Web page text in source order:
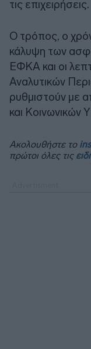
τις επιχειρήσεις.
Ο τρόπος, ο
κάλυψη των
ΕΦΚΑ και οι
Αναλυτικών
ρυθμιστούν με
και Κοινωνικών
Ακολουθήστε το
πρώτοι όλες τις